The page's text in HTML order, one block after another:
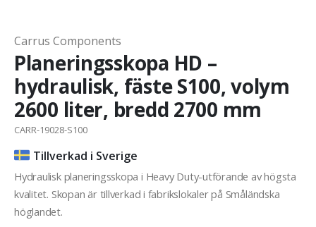
Carrus Components
Planeringsskopa HD –
hydraulisk, fäste S100, volym
2600 liter, bredd 2700 mm
CARR-19028-S100
Tillverkad i Sverige
Hydraulisk planeringsskopa i Heavy Duty-utförande av högsta
kvalitet. Skopan är tillverkad i fabrikslokaler på Småländska
höglandet.